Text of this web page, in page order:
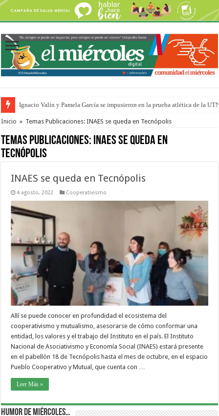
Ignacio Valín y Pamela García se impusieron en la prueba atlética de la
Traigo el litoral en mi canción: 100 años de Aníbal Sampayo
Inicio » Temas Publicaciones: INAES se queda en Tecnópolis
Temas Publicaciones: INAES se queda en
Tecnópolis
INAES se queda en Tecnópolis
4 agosto, 2022 Cooperativismo
Allí se puede conocer en profundidad el ecosistema del
cooperativismo y mutualismo, asesorarse de cómo conformar una
entidad, los valores y el trabajo del Instituto en el país. El Instituto
Nacional de Asociativismo y Economía Social (INAES) estará presente
en el pabellón 18 de Tecnópolis hasta el mes de octubre, en el espacio
Pueblo Cooperativo y Mutual, que cuenta con …
Leer Más »
Humor de Miércoles…